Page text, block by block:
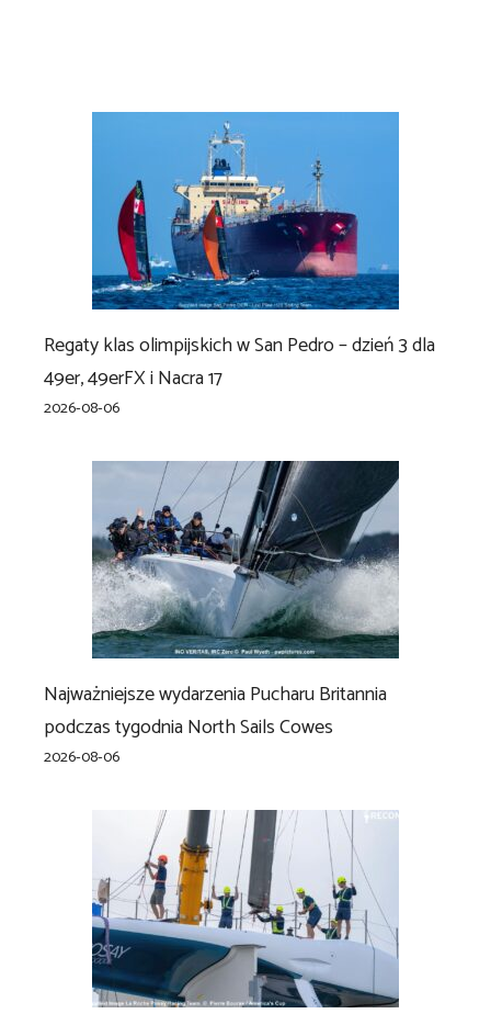
Regaty klas olimpijskich w San Pedro – dzień 3 dla
49er, 49erFX i Nacra 17
2026-08-06
Najważniejsze wydarzenia Pucharu Britannia
podczas tygodnia North Sails Cowes
2026-08-06